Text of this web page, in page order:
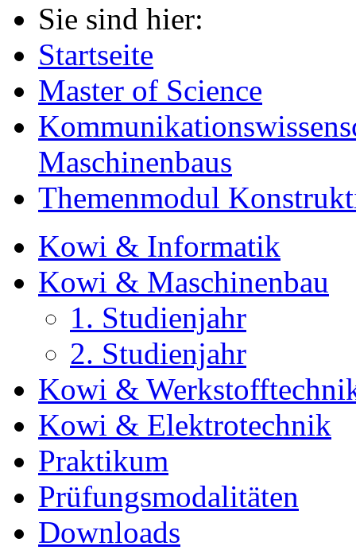
Sie sind hier:
Startseite
Master of Science
Maschinenbaus
Themenmodul
Kowi & Informatik
Kowi & Maschinenbau
1. Studienjahr
2. Studienjahr
Kowi &
Kowi & Elektrotechnik
Praktikum
Prüfungsmodalitäten
Downloads